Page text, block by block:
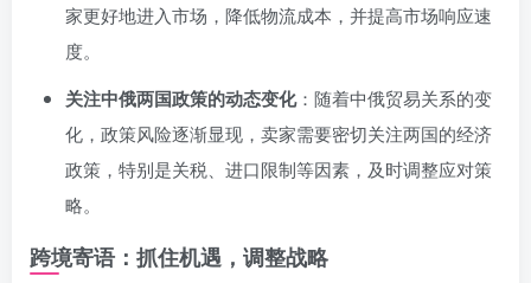
家更好地进入市场，降低物流成本，并提高市场响应速
度。
关注中俄两国政策的动态变化：随着中俄贸易关系的变
化，政策风险逐渐显现，卖家需要密切关注两国的经济
政策，特别是关税、进口限制等因素，及时调整应对策
略。
跨境寄语：抓住机遇，调整战略